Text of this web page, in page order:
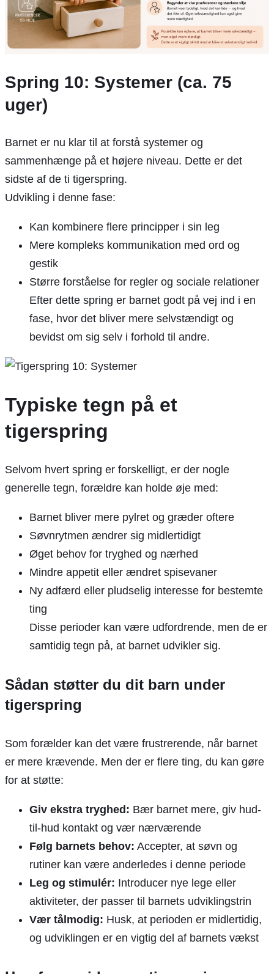
Spring 10: Systemer (ca. 75
uger)
Barnet er nu klar til at forstå systemer og
sammenhænge på et højere niveau. Dette er det
sidste af de ti tigerspring.
Udvikling i denne fase:
Kan kombinere flere principper i sin leg
Mere kompleks kommunikation med ord og
gestik
Større forståelse for regler og sociale relationer
Efter dette spring er barnet godt på vej ind i en
fase, hvor det bliver mere selvstændigt og
bevidst om sig selv i forhold til andre.
Typiske tegn på et
tigerspring
Selvom hvert spring er forskelligt, er der nogle
generelle tegn, forældre kan holde øje med:
Barnet bliver mere pylret og græder oftere
Søvnrytmen ændrer sig midlertidigt
Øget behov for tryghed og nærhed
Mindre appetit eller ændret spisevaner
Ny adfærd eller pludselig interesse for bestemte
ting
Disse perioder kan være udfordrende, men de er
samtidig tegn på, at barnet udvikler sig.
Sådan støtter du dit barn under
tigerspring
Som forælder kan det være frustrerende, når barnet
er mere krævende. Men der er flere ting, du kan gøre
for at støtte:
Giv ekstra tryghed: Bær barnet mere, giv hud-
til-hud kontakt og vær nærværende
Følg barnets behov: Accepter, at søvn og
rutiner kan være anderledes i denne periode
Leg og stimulér: Introducer nye lege eller
aktiviteter, der passer til barnets udviklingstrin
Vær tålmodig: Husk, at perioden er midlertidig,
og udviklingen er en vigtig del af barnets vækst